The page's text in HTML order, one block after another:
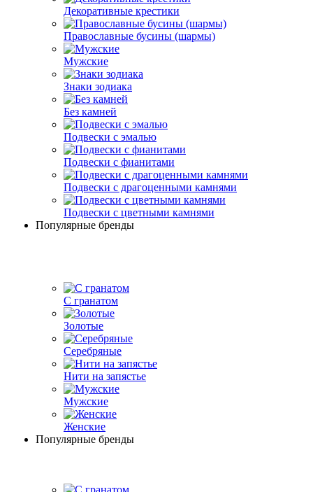
Декоративные крестики
Православные бусины (шармы)
Мужские
Знаки зодиака
Без камней
Подвески с эмалью
Подвески с фианитами
Подвески с драгоценными камнями
Подвески с цветными камнями
Популярные бренды
С гранатом
Золотые
Серебряные
Нити на запястье
Мужские
Женские
Популярные бренды